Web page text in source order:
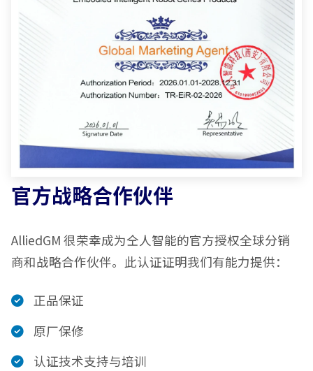
官方战略合作伙伴
AlliedGM 很荣幸成为仝人智能的官方授权全球分销
商和战略合作伙伴。此认证证明我们有能力提供：
正品保证
原厂保修
认证技术支持与培训